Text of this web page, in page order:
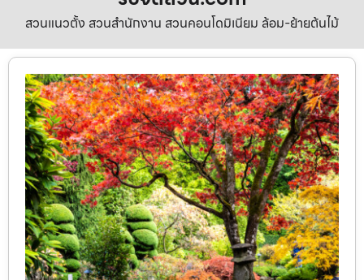
สวนแนวตั้ง สวนสำนักงาน สวนคอนโดมิเนียม ล้อม-ย้ายต้นไม้